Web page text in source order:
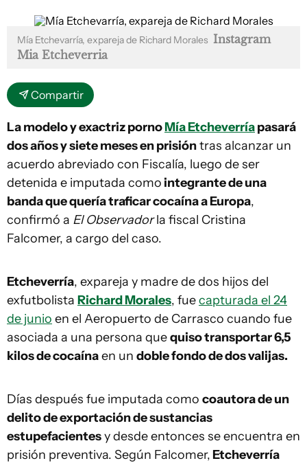
Mía Etchevarría, expareja de Richard Morales Instagram
Mia Etcheverria
Compartir
La modelo y exactriz pornoMía Etcheverríapasará
dos años y siete meses en prisióntras alcanzar un
acuerdo abreviado con Fiscalía, luego de ser
detenida e imputada como integrante de una
banda que quería traficar cocaína a Europa,
confirmó a El Observadorla fiscal Cristina
Falcomer, a cargo del caso.
Etcheverría, expareja y madre de dos hijos del
exfutbolista Richard Morales, fuecapturada el 24
de junio en el Aeropuerto de Carrasco cuando fue
asociada a una persona quequiso transportar 6,5
kilos de cocaínaen un doble fondo de dos valijas.
Días después fue imputada como coautora de un
delito de exportación de sustancias
estupefacientesy desde entonces se encuentra en
prisión preventiva. Según Falcomer, Etcheverría